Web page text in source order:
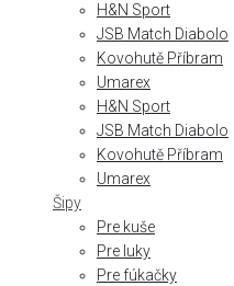
H&N Sport
JSB Match Diabolo
Kovohutě Příbram
Umarex
H&N Sport
JSB Match Diabolo
Kovohutě Příbram
Umarex
Šipy
Pre kuše
Pre luky
Pre fúkačky